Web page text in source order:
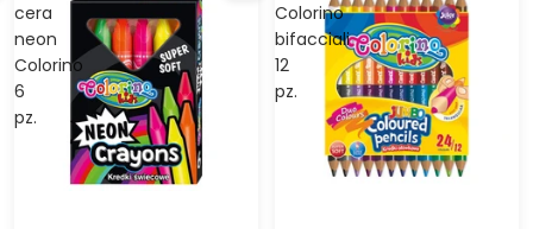
cera
neon
Colorino
6
pz.
Colorino
bifacciali
12
pz.